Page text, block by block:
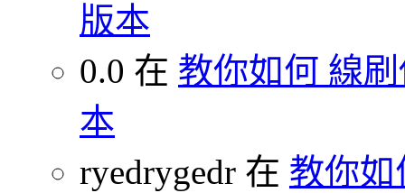
版本
0.0 在 教你如何 線
本
ryedrygedr 在 教你如